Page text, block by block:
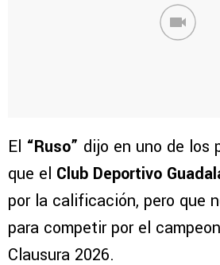
El “Ruso” dijo en uno de los
que el Club Deportivo
por la calificación, pero que
para competir por el
Clausura 2026.